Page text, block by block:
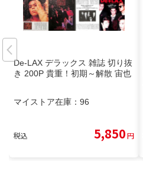
De-LAX デラックス 雑誌 切り抜
き 200P 貴重！初期～解散 宙也
マイストア在庫： 96
税込 5,850円